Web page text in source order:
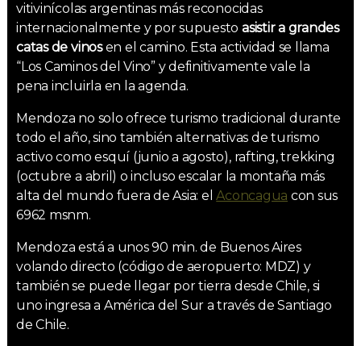
vitivinícolas argentinas más reconocidas
internacionalmente y por supuesto asistir a grandes
catas de vinosen el camino. Esta actividad se llama
“Los Caminos del Vino” y definitivamente vale la
pena incluirla en la agenda.
Mendoza no solo ofrece turismo tradicional durante
todo el año, sino también alternativas de turismo
activo como esquí (junio a agosto), rafting, trekking
(octubre a abril) o incluso escalar la montaña más
alta del mundo fuera de Asia: elAconcagua con sus
6962 msnm.
Mendoza está a unos 90 min. de Buenos Aires
volando directo (código de aeropuerto: MDZ) y
también se puede llegar por tierra desde Chile, si
uno ingresa a América del Sur a través de Santiago
de Chile.